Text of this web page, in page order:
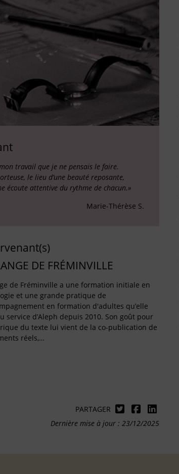
travail que je ne pensais le faire.
le lieu d’une beauté reposante,
écoute attentive du rythme de chacun.»
Marie-Thérèse S.
DE FRÉMINVILLE
de Fréminville a une formation initiale en
et une grande pratique de
en formation d'adultes qu’elle
service d’Aleph depuis 2010. Son goût pour
du texte lui vient de la co-publication de
réels,…
PARTAGER
Dernière mise à jour : 23/12/2025